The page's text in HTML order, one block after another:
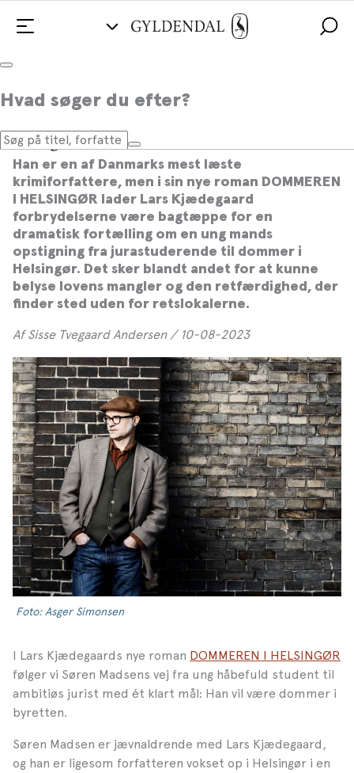
Hvad søger du efter?
Lars Kjædegaard udstiller lovens
mangler
Han er en af Danmarks mest læste
krimiforfattere, men i sin nye roman DOMMEREN
I HELSINGØR lader Lars Kjædegaard
forbrydelserne være bagtæppe for en
dramatisk fortælling om en ung mands
opstigning fra jurastuderende til dommer i
Helsingør. Det sker blandt andet for at kunne
belyse lovens mangler og den retfærdighed, der
finder sted uden for retslokalerne.
Af Sisse Tvegaard Andersen / 10-08-2023
Foto: Asger Simonsen
I Lars Kjædegaards nye roman DOMMEREN I HELSINGØR
følger vi Søren Madsens vej fra ung håbefuld student til
ambitiøs jurist med ét klart mål: Han vil være dommer i
byretten.
Søren Madsen er jævnaldrende med Lars Kjædegaard,
og han er ligesom forfatteren vokset op i Helsingør i en